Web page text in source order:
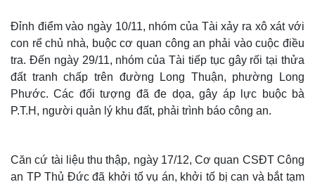
Đỉnh điểm vào ngày 10/11, nhóm của Tài xảy ra xô xát với
con rể chủ nhà, buộc cơ quan công an phải vào cuộc điều
tra. Đến ngày 29/11, nhóm của Tài tiếp tục gây rối tại thửa
đất tranh chấp trên đường Long Thuận, phường Long
Phước. Các đối tượng đã đe dọa, gây áp lực buộc bà
P.T.H, người quản lý khu đất, phải trình báo công an.
Căn cứ tài liệu thu thập, ngày 17/12, Cơ quan CSĐT Công
an TP Thủ Đức đã khởi tố vụ án, khởi tố bị can và bắt tạm